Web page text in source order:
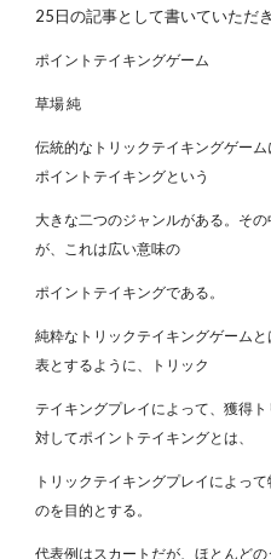
25日の記事として書いていただ
ポイントテイキングゲーム
草場 純
伝統的なトリックテイキングゲー
ポイントテイキングという
大きな二つのジャンルがある。そ
が、これは広い意味の
ポイントテイキングである。
純粋なトリックテイキングゲーム
表とするように、トリック
テイキングプレイによって、獲得
対してポイントテイキングとは、
トリックテイキングプレイによっ
のを目的とする。
代表例はスカートだが、ほとんど